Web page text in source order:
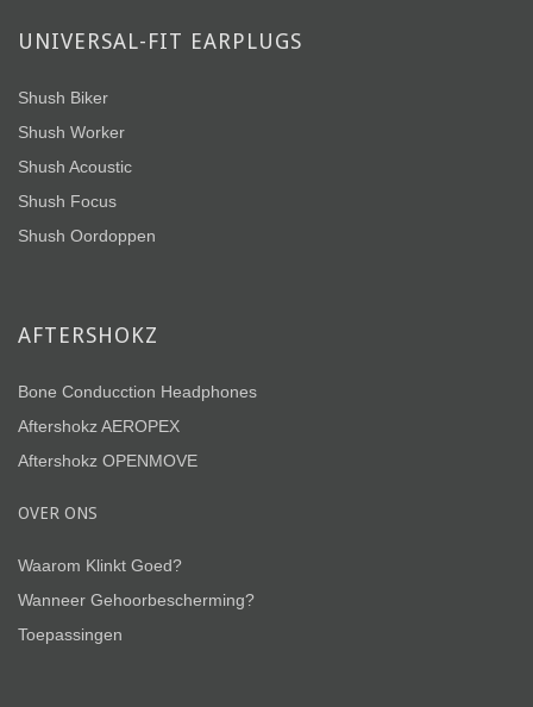
UNIVERSAL-FIT EARPLUGS
Shush Biker
Shush Worker
Shush Acoustic
Shush Focus
Shush Oordoppen
AFTERSHOKZ
Bone Conducction Headphones
Aftershokz AEROPEX
Aftershokz OPENMOVE
OVER ONS
Waarom Klinkt Goed?
Wanneer Gehoorbescherming?
Toepassingen